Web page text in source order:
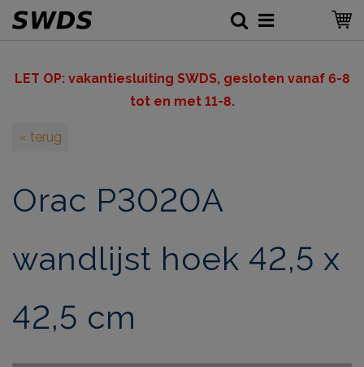
LET OP: vakantiesluiting SWDS, gesloten vanaf 6-8
tot en met 11-8.
« terug
Orac P3020A
wandlijst hoek 42,5 x
42,5 cm